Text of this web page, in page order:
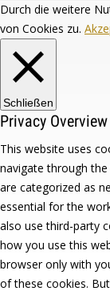
Durch die weitere
von Cookies zu.
Schließen
Privacy Overview
This website uses
navigate through
are categorized as
essential for the
also use third-party
how you use this
browser only with
of these cookies.